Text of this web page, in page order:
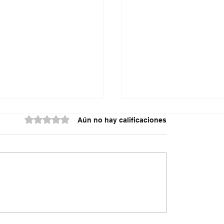
fue capturado
kilos de c0c@ín@ en El
Obtuvo 0 de 5 estrellas.Aún no hay calificaciones